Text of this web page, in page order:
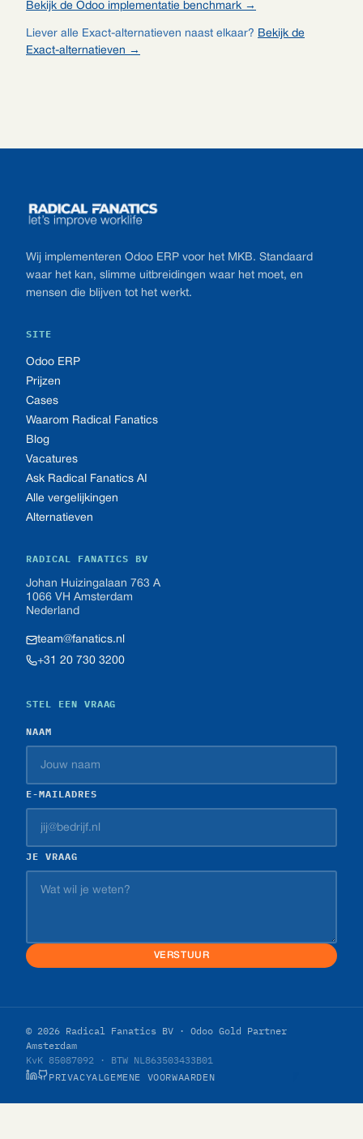
Bekijk de Odoo implementatie benchmark →
Liever alle Exact-alternatieven naast elkaar? Bekijk de
Exact-alternatieven →
Wij implementeren Odoo ERP voor het MKB. Standaard
waar het kan, slimme uitbreidingen waar het moet, en
mensen die blijven tot het werkt.
SITE
Odoo ERP
Prijzen
Cases
Waarom Radical Fanatics
Blog
Vacatures
Ask Radical Fanatics AI
Alle vergelijkingen
Alternatieven
RADICAL FANATICS BV
Johan Huizingalaan 763 A
1066 VH Amsterdam
Nederland
team@fanatics.nl
+31 20 730 3200
STEL EEN VRAAG
NAAM
E-MAILADRES
JE VRAAG
VERSTUUR
© 2026 Radical Fanatics BV · Odoo Gold Partner
Amsterdam
KvK 85087092 · BTW NL863503433B01
PRIVACYALGEMENE VOORWAARDEN